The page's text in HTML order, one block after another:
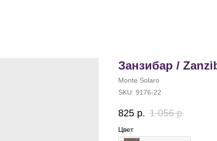
Занзибар /
Monte Solaro
SKU: 9176-22
825 р. 1 056 р.
Цвет